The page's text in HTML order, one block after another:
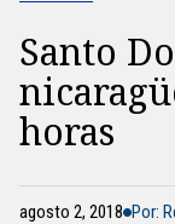
Santo
horas
agosto 2, 2018 Por: